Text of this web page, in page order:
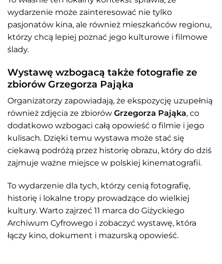
wydarzenie może zainteresować nie tylko
pasjonatów kina, ale również mieszkańców regionu,
którzy chcą lepiej poznać jego kulturowe i filmowe
ślady.
Wystawę wzbogacą także fotografie ze
zbiorów Grzegorza Pająka
Organizatorzy zapowiadają, że ekspozycję uzupełnią
również zdjęcia ze zbiorów Grzegorza Pająka, co
dodatkowo wzbogaci całą opowieść o filmie i jego
kulisach. Dzięki temu wystawa może stać się
ciekawą podróżą przez historię obrazu, który do dziś
zajmuje ważne miejsce w polskiej kinematografii.
To wydarzenie dla tych, którzy cenią fotografię,
historię i lokalne tropy prowadzące do wielkiej
kultury. Warto zajrzeć 11 marca do Giżyckiego
Archiwum Cyfrowego i zobaczyć wystawę, która
łączy kino, dokument i mazurską opowieść.